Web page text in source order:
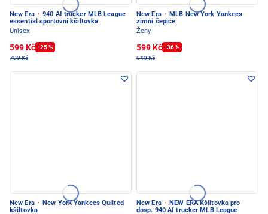
New Era · 940 Af trucker MLB League
essential sportovní kšiltovka
Unisex
599 Kč -25 %
799 Kč
New Era · MLB New York Yankees
zimní čepice
Ženy
599 Kč -36 %
949 Kč
New Era · New York Yankees Quilted
kšiltovka
New Era · NEW ERA Kšiltovka pro
dosp. 940 Af trucker MLB League